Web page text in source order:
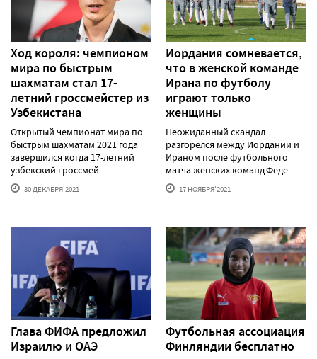
Ход короля: чемпионом
мира по быстрым
шахматам стал 17-
летний гроссмейстер из
Узбекистана
Открытый чемпионат мира по
быстрым шахматам 2021 года
завершился когда 17-летний
узбекский гроссмей......
30 ДЕКАБРЯ'2021
Иордания сомневается,
что в женской команде
Ирана по футболу
играют только
женщины
Неожиданный скандал
разгорелся между Иордании и
Ираном после футбольного
матча женских команд.Феде......
17 НОЯБРЯ'2021
Глава ФИФА предложил
Израилю и ОАЭ
Футбольная ассоциация
Финляндии бесплатно